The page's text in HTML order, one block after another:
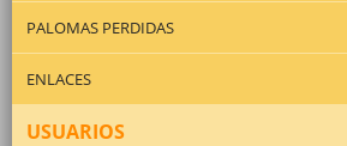
PALOMAS PERDIDAS
ENLACES
USUARIOS